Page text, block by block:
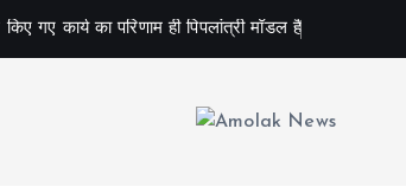
गए कार्य का परिणाम ही पिपलांत्री मॉडल है